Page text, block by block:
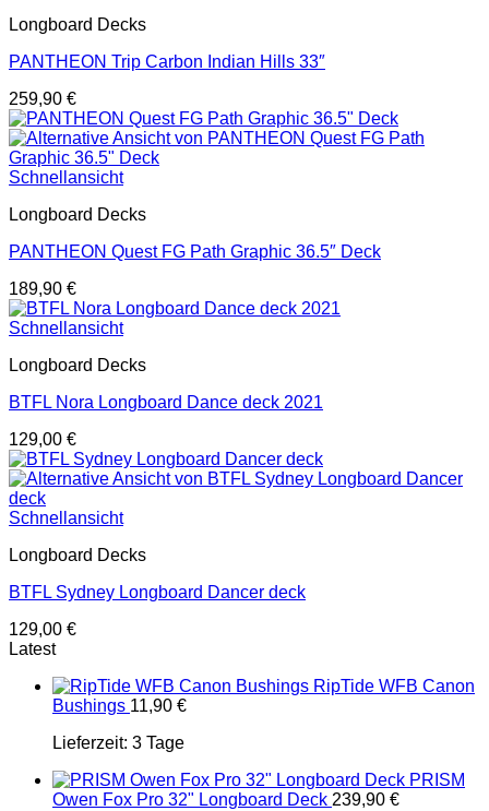
Longboard Decks
PANTHEON Trip Carbon Indian Hills 33″
259,90 €
Schnellansicht
Longboard Decks
PANTHEON Quest FG Path Graphic 36.5″ Deck
189,90 €
Schnellansicht
Longboard Decks
BTFL Nora Longboard Dance deck 2021
129,00 €
Schnellansicht
Longboard Decks
BTFL Sydney Longboard Dancer deck
129,00 €
Latest
RipTide WFB Canon
Bushings 11,90 €
Lieferzeit: 3 Tage
PRISM
Owen Fox Pro 32" Longboard Deck 239,90 €